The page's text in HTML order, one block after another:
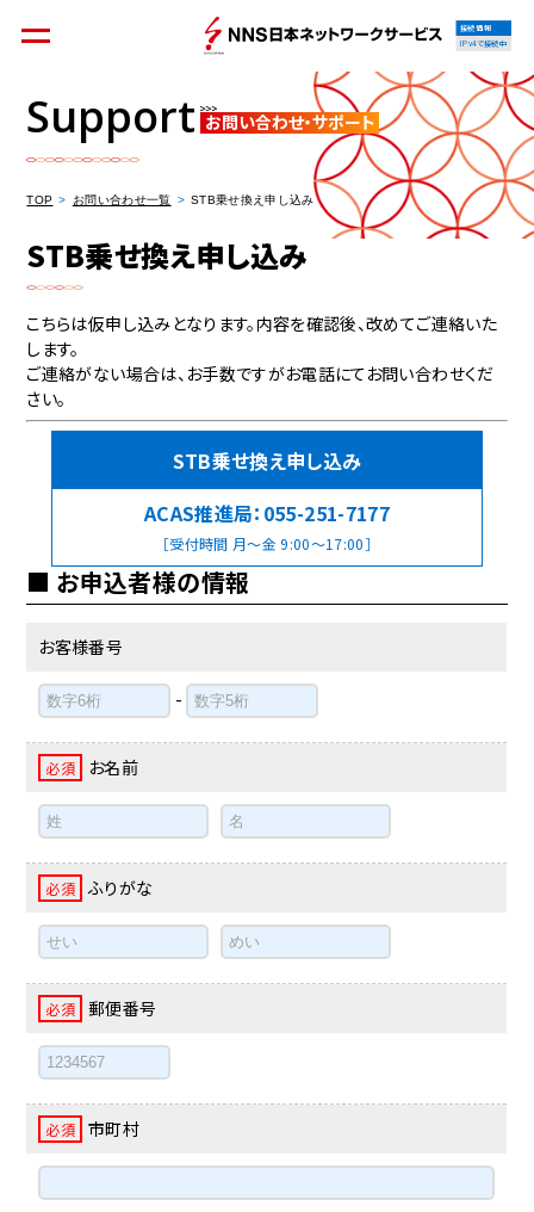
個人のお客様 集合住宅オーナーの方
接続情報
IPv4で接続中
Support お問い合わせ・サポート
TOP お問い合わせ一覧 STB乗せ換え申し込み
STB乗せ換え申し込み
こちらは仮申し込みとなります。内容を確認後、改めてご連絡いた
します。
ご連絡がない場合は、お手数ですがお電話にてお問い合わせくだ
さい。
STB乗せ換え申し込み
ACAS推進局： 055-251-7177
［受付時間 月～金 9:00～17:00］
お申込者様の情報
お客様番号
-
必須 お名前
必須 ふりがな
必須 郵便番号
必須 市町村